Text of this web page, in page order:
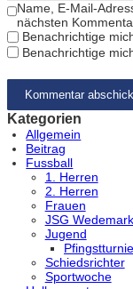
Name, E-Mail-
nächsten
Benachrichtige
Benachrichtige
Kategorien
Allgemein
Beitrag
Fussball
1. Herren
2. Herren
Frauen
JSG Wedemark
Jugend
Schiedsrichter
Sportwoche